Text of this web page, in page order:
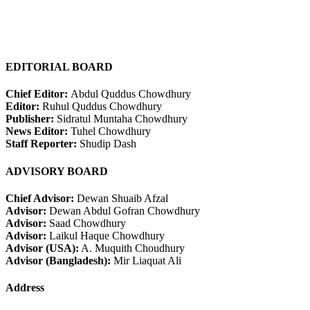
EDITORIAL BOARD
Chief Editor: Abdul Quddus Chowdhury
Editor: Ruhul Quddus Chowdhury
Publisher: Sidratul Muntaha Chowdhury
News Editor: Tuhel Chowdhury
Staff Reporter: Shudip Dash
ADVISORY BOARD
Chief Advisor: Dewan Shuaib Afzal
Advisor: Dewan Abdul Gofran Chowdhury
Advisor: Saad Chowdhury
Advisor: Laikul Haque Chowdhury
Advisor (USA): A. Muquith Choudhury
Advisor (Bangladesh): Mir Liaquat Ali
Address